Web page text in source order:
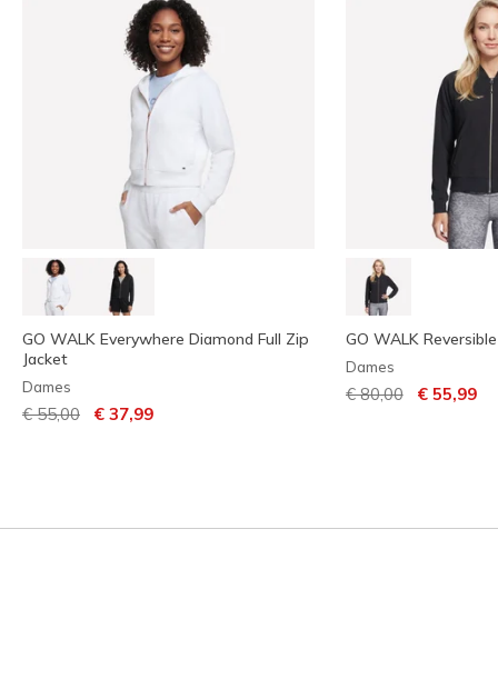
GO WALK Everywhere Diamond Full Zip
Jacket
Dames
Prijs verlaagd van
€ 55,00 naar
€ 37,99
GO WALK
Dames
Prijs verlaagd van
€ 80,00naar
€ 55,99